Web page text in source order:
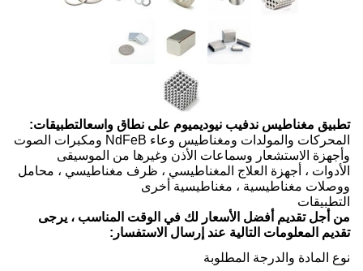
تطبيق مغناطيس ندفيب نيوديميوم على نطاق واسعالتطبيقات:
المحركات والمولدات ومغناطيس وعاء NdFeB ومكبرات الصوت
وأجهزة الاستشعار وسماعات الأذن وغيرها من الموسيقى
الأدوات ، أجهزة العلاج المغناطيسي ، ظرف مغناطيسي ، محامل
ووصلات مغناطيسية ، مغناطيسية أخرى
التطبيقات
من أجل تقديم أفضل الأسعار لك في الوقت المناسب ، يرجى
تقديم المعلومات التالية عند إرسال الاستفسار:
نوع المادة والدرجة المطلوبة